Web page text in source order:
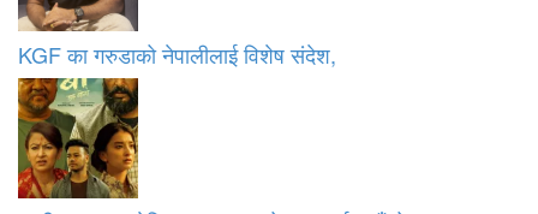
KGF का गरुडाको नेपालीलाई विशेष संदेश,